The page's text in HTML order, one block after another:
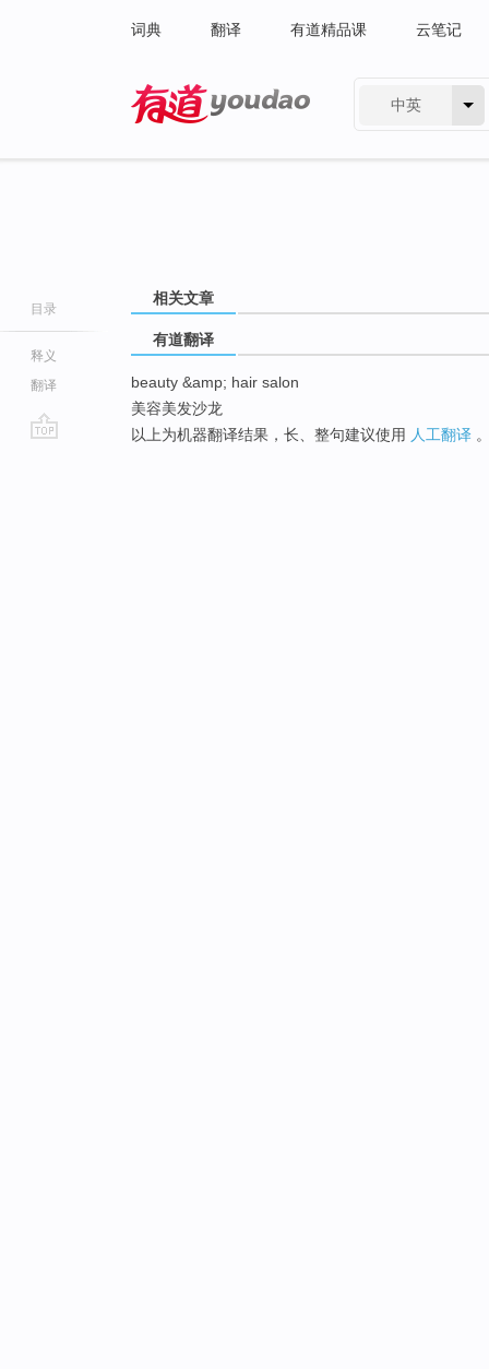
词典 翻译 有道精品课 云笔记
中英
目录
释义
翻译
相关文章
有道翻译
beauty &amp; hair salon
美容美发沙龙
以上为机器翻译结果，长、整句建议使用 人工翻译